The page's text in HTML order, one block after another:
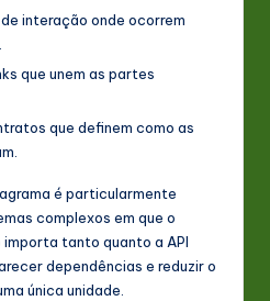
interação onde ocorrem
que unem as partes
que definem como as
é particularmente
complexos em que o
tanto quanto a API
dependências e reduzir o
única unidade.